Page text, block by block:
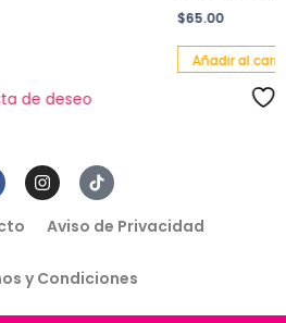
de deseo
$65.00
Añadir al
Aviso de Privacidad
y Condiciones